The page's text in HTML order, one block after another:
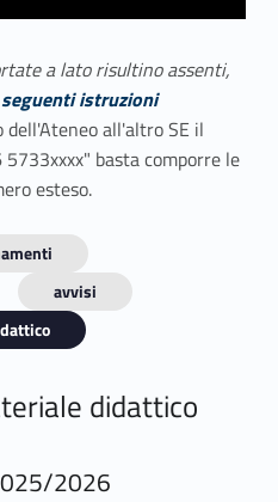
a lato risultino assenti,
istruzioni
all'altro SE il
basta comporre le
esteso.
avvisi
didattico
2026